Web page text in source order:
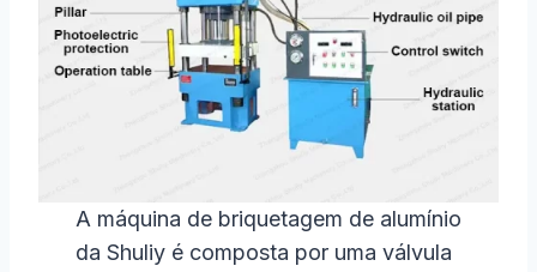
A máquina de briquetagem de alumínio
da Shuliy é composta por uma válvula